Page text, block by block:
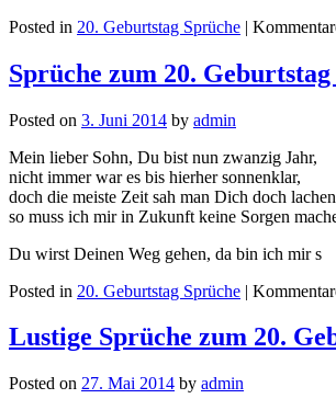
Posted in 20. Geburtstag Sprüche |
Sprüche zum 20.
Posted on 3. Juni 2014 by admin
Mein lieber Sohn, Du bist nun zwanzig Jahr,
nicht immer war es bis hierher sonnenklar,
doch die meiste Zeit sah man Dich doch
so muss ich mir in Zukunft keine Sorgen
Du wirst Deinen Weg gehen, da bin ich mir s
Posted in 20. Geburtstag Sprüche |
Lustige Sprüche zum 20.
Posted on 27. Mai 2014 by admin